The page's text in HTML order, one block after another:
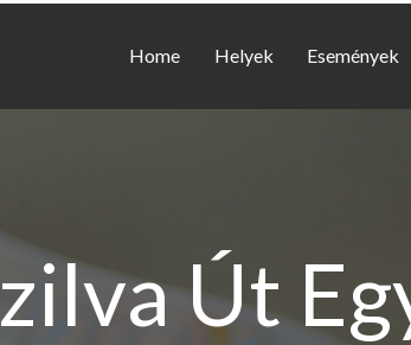
Home Helyek Események
Út